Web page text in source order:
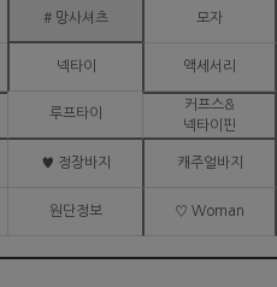
# 망사셔츠 모자
넥타이 액세서리
루프타이
커프스&
넥타이핀
♥ 정장바지 캐주얼바지
원단정보 ♡ Woman